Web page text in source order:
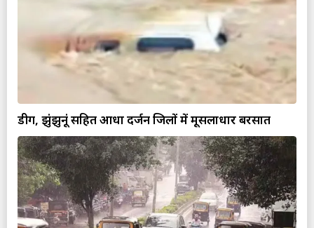
डीग, झुंझुनूं सहित आधा दर्जन जिलों में मूसलाधार बरसात